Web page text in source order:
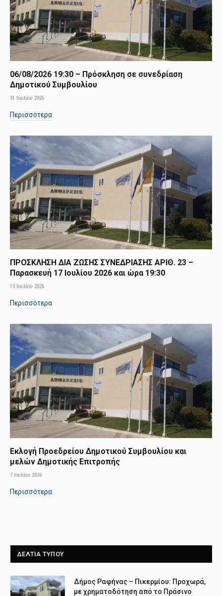
06/08/2026 19:30 – Πρόσκληση σε συνεδρίαση
Δημοτικού Συμβουλίου
31 Ιουλίου 2026
Περισσότερα
ΠΡΟΣΚΛΗΣΗ ΔΙΑ ΖΩΣΗΣ ΣΥΝΕΔΡΙΑΣΗΣ ΑΡΙΘ. 23 –
Παρασκευή 17 Ιουλίου 2026 και ώρα 19:30
13 Ιουλίου 2026
Περισσότερα
Εκλογή Προεδρείου Δημοτικού Συμβουλίου και
μελών Δημοτικής Επιτροπής
7 Ιουλίου 2026
Περισσότερα
ΔΕΛΤΙΑ ΤΥΠΟΥ
Δήμος Ραφήνας – Πικερμίου: Προχωρά,
με χρηματοδότηση από το Πράσινο